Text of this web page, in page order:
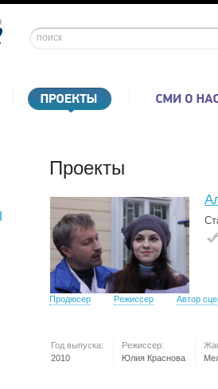
Проекты
Продюсер Режиссер Автор
Год выпуска:
2010
Режиссер:
Юлия Краснова